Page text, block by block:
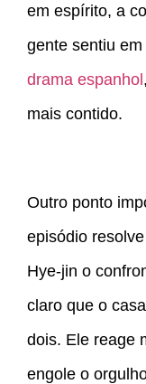
em espírito, a
gente sentiu em
drama espanhol
mais contido.
Outro ponto
episódio
Hye-jin o
claro que o
dois. Ele reage
engole o